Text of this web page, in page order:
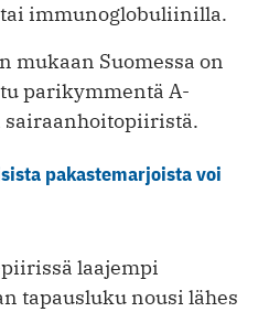
immunoglobuliinilla.
Suomessa on
parikymmentä A-
sairaanhoitopiiristä.
pakastemarjoista voi
laajempi
tapausluku nousi lähes